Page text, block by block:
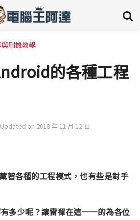
刷機教學
的各種工程
on 2018 年 11 月 12 日
著各種的工程模式，也有些是對手
多少呢？讓雷禪在這一一的為各位